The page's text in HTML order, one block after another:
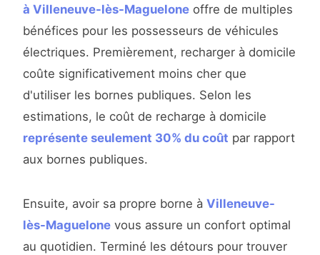
à Villeneuve-lès-Maguelone offre de multiples
bénéfices pour les possesseurs de véhicules
électriques. Premièrement, recharger à domicile
coûte significativement moins cher que
d'utiliser les bornes publiques. Selon les
estimations, le coût de recharge à domicile
représente seulement 30% du coût par rapport
aux bornes publiques.
Ensuite, avoir sa propre borne à Villeneuve-
lès-Maguelone vous assure un confort optimal
au quotidien. Terminé les détours pour trouver